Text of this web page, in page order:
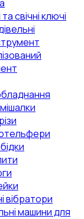
свічні ключі
вібратори
машини для